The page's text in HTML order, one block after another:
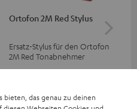
Ortofon 2M Red Stylus
Ersatz-Stylus für den Ortofon
2M Red Tonabnehmer
69, €
das genau zu deinen